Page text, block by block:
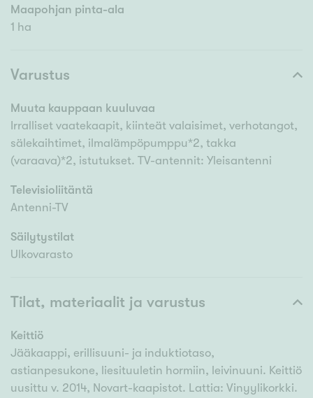
Maapohjan pinta-ala
1 ha
Varustus
Muuta kauppaan kuuluvaa
Irralliset vaatekaapit, kiinteät valaisimet, verhotangot,
sälekaihtimet, ilmalämpöpumppu*2, takka
(varaava)*2, istutukset. TV-antennit: Yleisantenni
Televisioliitäntä
Antenni-TV
Säilytystilat
Ulkovarasto
Tilat, materiaalit ja varustus
Keittiö
Jääkaappi, erillisuuni- ja induktiotaso,
astianpesukone, liesituuletin hormiin, leivinuuni. Keittiö
uusittu v. 2014, Novart-kaapistot. Lattia: Vinyylikorkki.